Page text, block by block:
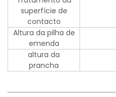
superfície de
contacto
Altura da pilha de
emenda
altura da
prancha